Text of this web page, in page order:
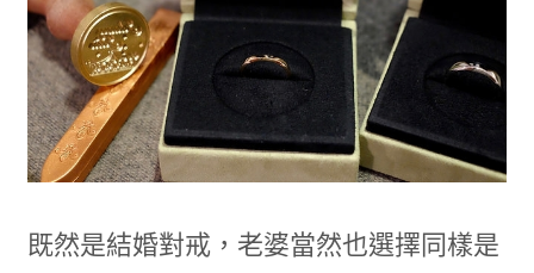
既然是結婚對戒，老婆當然也選擇同樣是